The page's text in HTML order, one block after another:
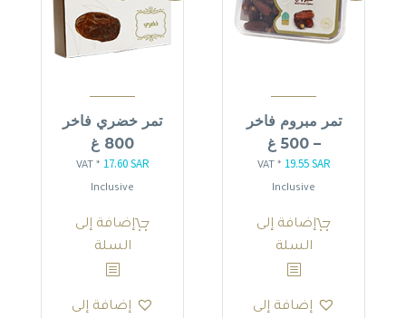
تمر مبروم فاخر
– 500 غ
السعر
الأصلي
23.00 SAR.
19.55SAR
السعر
الحالي
19.55 SAR.
* VAT
Inclusive
إضافة إلى
السلة
إضافة إلى
تمر خضري فاخر
800 غ
السعر
الأصلي
20.70 SAR.
17.60SAR
السعر
الحالي
17.60 SAR.
* VAT
Inclusive
إضافة إلى
السلة
إضافة إلى